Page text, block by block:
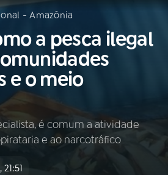
Buscar
- Amazônia
a pesca ilegal
e o meio
é comum a atividade
e ao narcotráfico